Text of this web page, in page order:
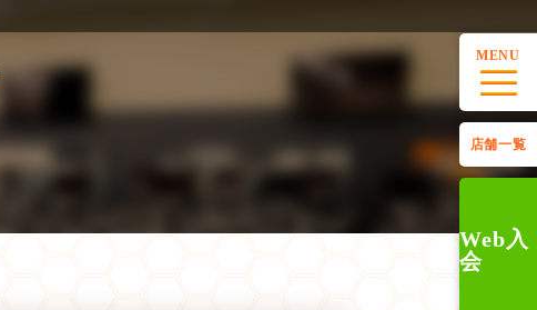
MENU
店舗一覧
Web入
会